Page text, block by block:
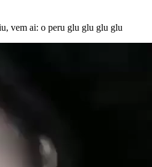
vem ai: o peru glu glu glu glu